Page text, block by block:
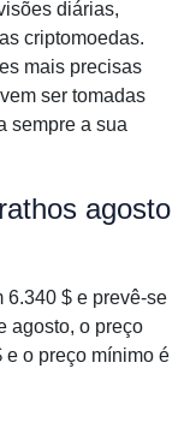
diárias,
criptomoedas.
mais precisas
ser tomadas
sempre a sua
agosto
6.340 $ e prevê-se
agosto, o preço
e o preço mínimo é